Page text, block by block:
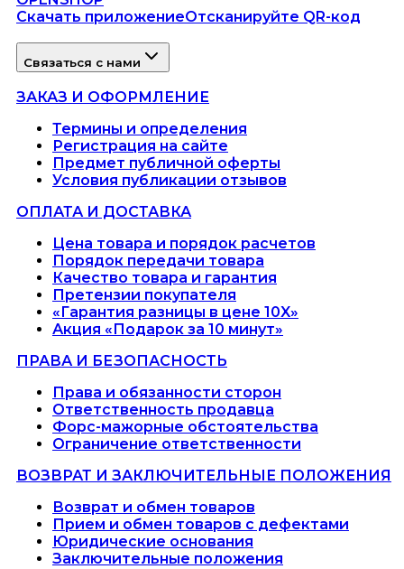
Скачать приложениеОтсканируйте QR-код
Связаться с нами
ЗАКАЗ И ОФОРМЛЕНИЕ
Термины и определения
Регистрация на сайте
Предмет публичной оферты
Условия публикации отзывов
ОПЛАТА И ДОСТАВКА
Цена товара и порядок расчетов
Порядок передачи товара
Качество товара и гарантия
Претензии покупателя
«Гарантия разницы в цене 10X»
Акция «Подарок за 10 минут»
ПРАВА И БЕЗОПАСНОСТЬ
Права и обязанности сторон
Ответственность продавца
Форс-мажорные обстоятельства
Ограничение ответственности
ВОЗВРАТ И ЗАКЛЮЧИТЕЛЬНЫЕ ПОЛОЖЕНИЯ
Возврат и обмен товаров
Прием и обмен товаров с дефектами
Юридические основания
Заключительные положения